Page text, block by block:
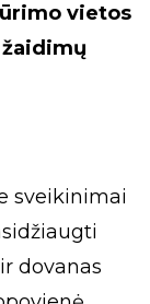
vietos
sveikinimai
dovanas